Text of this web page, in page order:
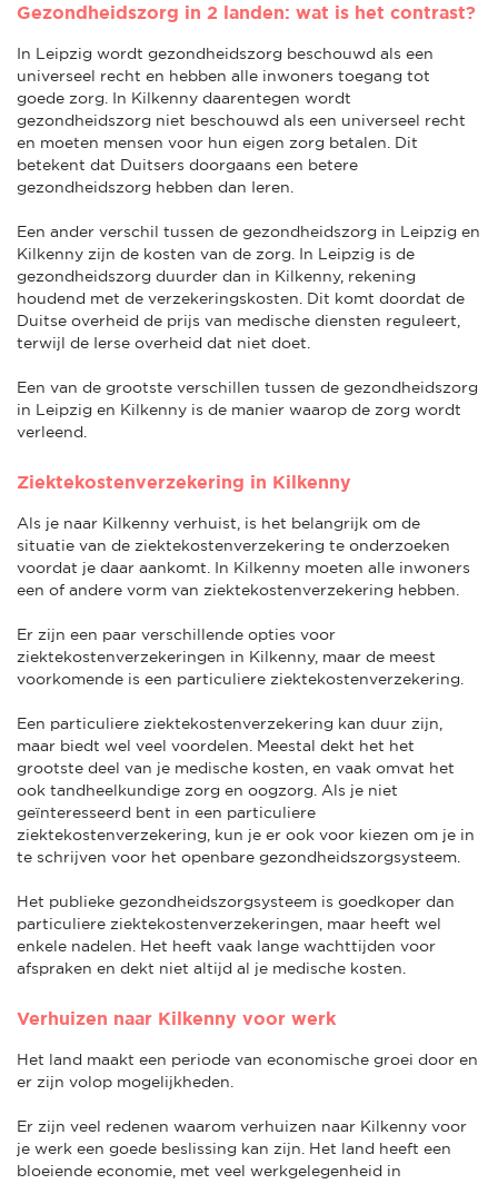
Gezondheidszorg in 2 landen: wat is het contrast?
In Leipzig wordt gezondheidszorg beschouwd als een
universeel recht en hebben alle inwoners toegang tot
goede zorg. In Kilkenny daarentegen wordt
gezondheidszorg niet beschouwd als een universeel recht
en moeten mensen voor hun eigen zorg betalen. Dit
betekent dat Duitsers doorgaans een betere
gezondheidszorg hebben dan Ieren.
Een ander verschil tussen de gezondheidszorg in Leipzig en
Kilkenny zijn de kosten van de zorg. In Leipzig is de
gezondheidszorg duurder dan in Kilkenny, rekening
houdend met de verzekeringskosten. Dit komt doordat de
Duitse overheid de prijs van medische diensten reguleert,
terwijl de Ierse overheid dat niet doet.
Een van de grootste verschillen tussen de gezondheidszorg
in Leipzig en Kilkenny is de manier waarop de zorg wordt
verleend.
Ziektekostenverzekering in Kilkenny
Als je naar Kilkenny verhuist, is het belangrijk om de
situatie van de ziektekostenverzekering te onderzoeken
voordat je daar aankomt. In Kilkenny moeten alle inwoners
een of andere vorm van ziektekostenverzekering hebben.
Er zijn een paar verschillende opties voor
ziektekostenverzekeringen in Kilkenny, maar de meest
voorkomende is een particuliere ziektekostenverzekering.
Een particuliere ziektekostenverzekering kan duur zijn,
maar biedt wel veel voordelen. Meestal dekt het het
grootste deel van je medische kosten, en vaak omvat het
ook tandheelkundige zorg en oogzorg. Als je niet
geïnteresseerd bent in een particuliere
ziektekostenverzekering, kun je er ook voor kiezen om je in
te schrijven voor het openbare gezondheidszorgsysteem.
Het publieke gezondheidszorgsysteem is goedkoper dan
particuliere ziektekostenverzekeringen, maar heeft wel
enkele nadelen. Het heeft vaak lange wachttijden voor
afspraken en dekt niet altijd al je medische kosten.
Verhuizen naar Kilkenny voor werk
Het land maakt een periode van economische groei door en
er zijn volop mogelijkheden.
Er zijn veel redenen waarom verhuizen naar Kilkenny voor
je werk een goede beslissing kan zijn. Het land heeft een
bloeiende economie, met veel werkgelegenheid in